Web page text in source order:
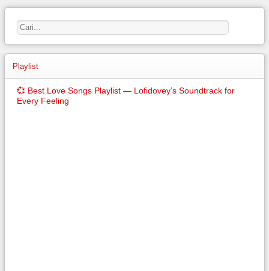
Playlist
💞 Best Love Songs Playlist — Lofidovey’s Soundtrack for
Every Feeling